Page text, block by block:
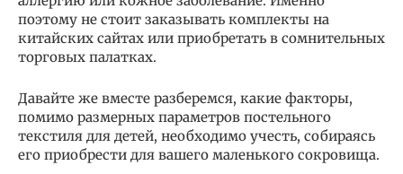
поэтому не стоит заказывать комплекты на
китайских сайтах или приобретать в сомнительных
торговых палатках.
Давайте же вместе разберемся, какие факторы,
помимо размерных параметров постельного
текстиля для детей, необходимо учесть, собираясь
его приобрести для вашего маленького сокровища.